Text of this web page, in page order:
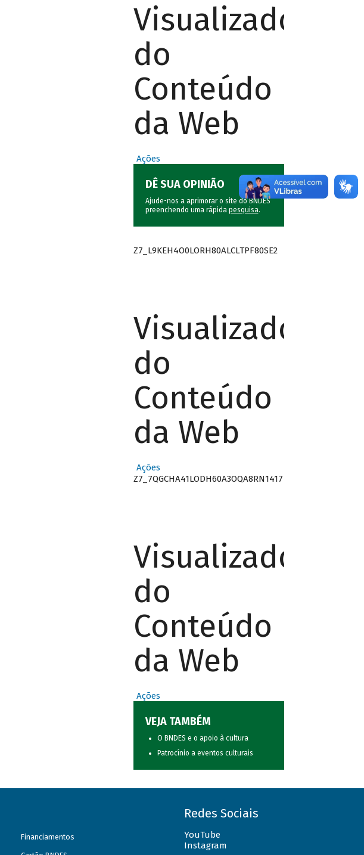
Visualizador
do
Conteúdo
da Web
Ações
DÊ SUA OPINIÃO
Ajude-nos a aprimorar o site do BNDES
preenchendo uma rápida pesquisa.
Z7_L9KEH4O0LORH80ALCLTPF80SE2
Visualizador
do
Conteúdo
da Web
Ações
Z7_7QGCHA41LODH60A3OQA8RN1417
Visualizador
do
Conteúdo
da Web
Ações
VEJA TAMBÉM
O BNDES e o apoio à cultura
Patrocínio a eventos culturais
Financiamentos
Redes Sociais
YouTube
Instagram